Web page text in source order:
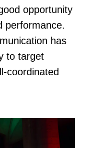
opportunity
performance.
has
to target
coordinated